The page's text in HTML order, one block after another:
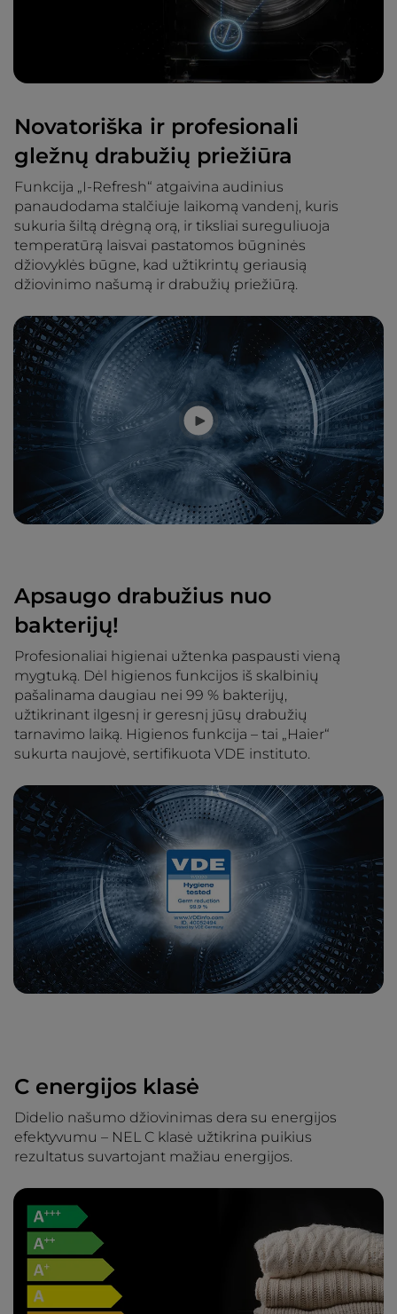
Novatoriška ir profesionali
gležnų drabužių priežiūra
Funkcija „I-Refresh“ atgaivina audinius
panaudodama stalčiuje laikomą vandenį, kuris
sukuria šiltą drėgną orą, ir tiksliai sureguliuoja
temperatūrą laisvai pastatomos būgninės
džiovyklės būgne, kad užtikrintų geriausią
džiovinimo našumą ir drabužių priežiūrą.
Apsaugo drabužius nuo
bakterijų!
Profesionaliai higienai užtenka paspausti vieną
mygtuką. Dėl higienos funkcijos iš skalbinių
pašalinama daugiau nei 99 % bakterijų,
užtikrinant ilgesnį ir geresnį jūsų drabužių
tarnavimo laiką. Higienos funkcija – tai „Haier“
sukurta naujovė, sertifikuota VDE instituto.
C energijos klasė
Didelio našumo džiovinimas dera su energijos
efektyvumu – NEL C klasė užtikrina puikius
rezultatus suvartojant mažiau energijos.